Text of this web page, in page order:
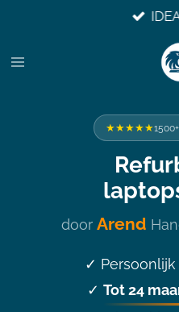
naar
★★★★★
door Arend
✓
✓ Tot 24